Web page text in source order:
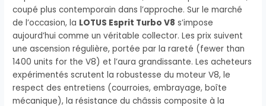
coupé plus contemporain dans l’approche. Sur le marché
de l’occasion, la LOTUS Esprit Turbo V8 s’impose
aujourd’hui comme un véritable collector. Les prix suivent
une ascension régulière, portée par la rareté (fewer than
1400 units for the V8) et l’aura grandissante. Les acheteurs
expérimentés scrutent la robustesse du moteur V8, le
respect des entretiens (courroies, embrayage, boîte
mécanique), la résistance du châssis composite à la